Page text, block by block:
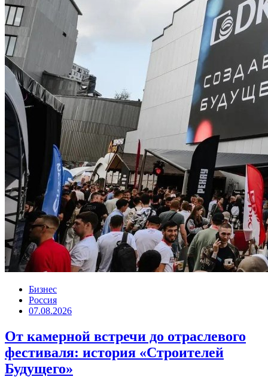
Бизнес
Россия
07.08.2026
От камерной встречи до отраслевого
фестиваля: история «Строителей
Будущего»